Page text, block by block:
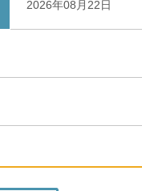
2026年08月22日